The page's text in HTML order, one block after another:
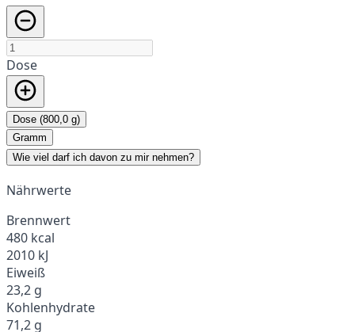
Dose
Dose (800,0 g)
Gramm
Wie viel darf ich davon zu mir nehmen?
Nährwerte
Brennwert
480 kcal
2010 kJ
Eiweiß
23,2 g
Kohlenhydrate
71,2 g